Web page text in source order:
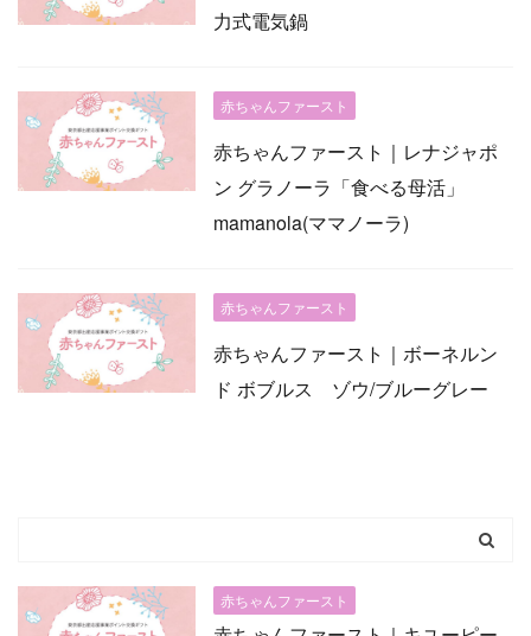
力式電気鍋
赤ちゃんファースト
赤ちゃんファースト｜レナジャポ
ン グラノーラ「食べる母活」
mamanola(ママノーラ)
赤ちゃんファースト
赤ちゃんファースト｜ボーネルン
ド ボブルス ゾウ/ブルーグレー
赤ちゃんファースト